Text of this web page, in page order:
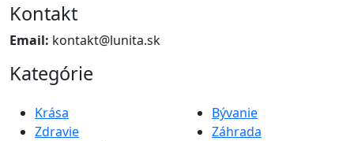
Kontakt
Email: kontakt@lunita.sk
Kategórie
Krása
Zdravie
Bývanie
Záhrada